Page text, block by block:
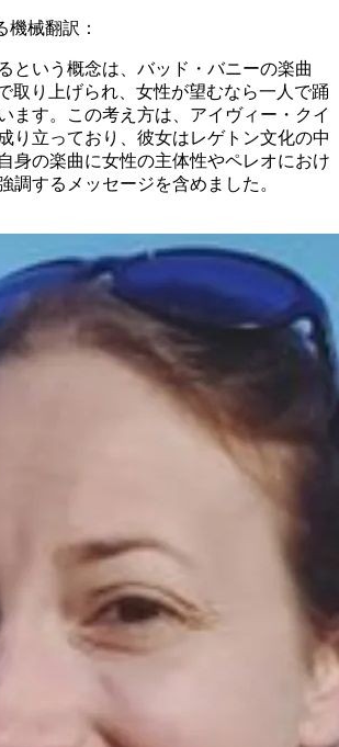
機械翻訳：
という概念は、バッド・バニーの楽曲
で取り上げられ、女性が望むなら一人で踊
ます。この考え方は、アイヴィー・クイ
り立っており、彼女はレゲトン文化の中
身の楽曲に女性の主体性やペレオにおけ
調するメッセージを含めました。